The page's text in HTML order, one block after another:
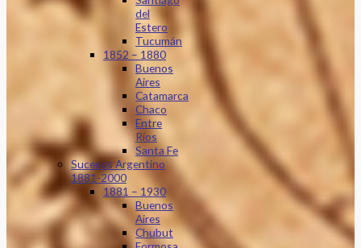
del
Estero
Tucumán
1852 – 1880
Buenos
Aires
Catamarca
Chaco
Entre
Ríos
Santa Fe
Sucesos Argentino
1881-2000
1881 – 1930
Buenos
Aires
Chubut